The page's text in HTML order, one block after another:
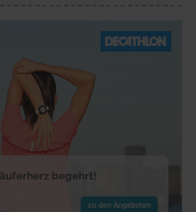
begehrt!
zu den Angeboten